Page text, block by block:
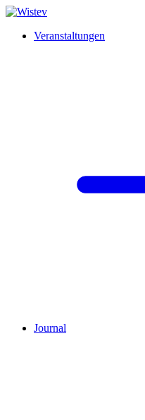
Veranstaltungen
Journal